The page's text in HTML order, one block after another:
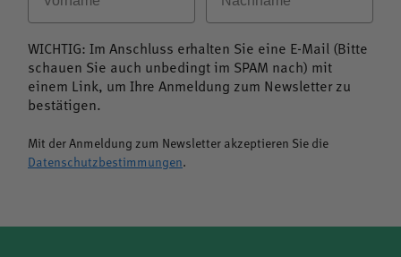
Qualität und der Verzicht auf unnötige Zusatzstoffe machen
gesundheitsbewusste Menschen.
WICHTIG: Im Anschluss erhalten Sie eine E-Mail (Bitte
schauen Sie auch unbedingt im SPAM nach) mit
einem Link, um Ihre Anmeldung zum Newsletter zu
bestätigen.
Mit der Anmeldung zum Newsletter akzeptieren Sie die
Datenschutzbestimmungen.